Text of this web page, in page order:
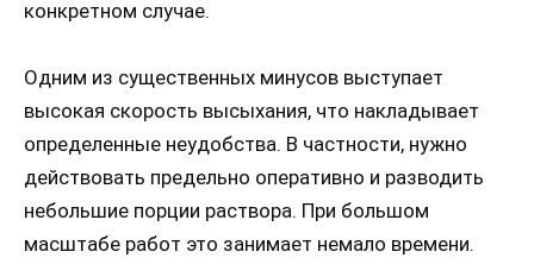
конкретном случае.
Одним из существенных минусов выступает
высокая скорость высыхания, что накладывает
определенные неудобства. В частности, нужно
действовать предельно оперативно и разводить
небольшие порции раствора. При большом
масштабе работ это занимает немало времени.